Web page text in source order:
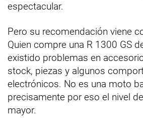
espectacular.
Pero su recomendación viene
Quien compre una R 1300 GS
existido problemas en
stock, piezas y algunos
electrónicos. No es una moto
precisamente por eso el nivel
mayor.